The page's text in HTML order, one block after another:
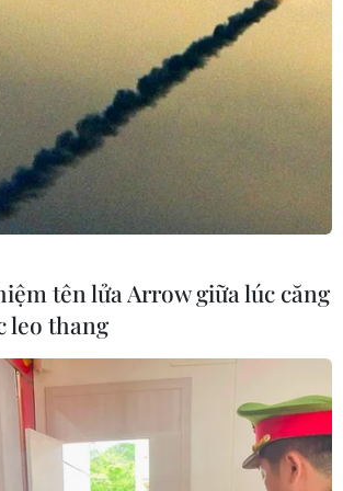
tên lửa Arrow giữa lúc căng
leo thang